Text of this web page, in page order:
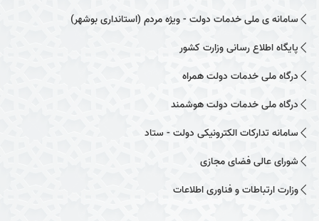
سامانه ی ملی خدمات دولت - ویژه مردم (استانداری بوشهر)
پایگاه اطلاع رسانی وزارت کشور
درگاه ملی خدمات دولت همراه
درگاه ملی خدمات دولت هوشمند
سامانه تدارکات الکترونیکی دولت - ستاد
شورای عالی فضای مجازی
وزارت ارتباطات و فناوری اطلاعات